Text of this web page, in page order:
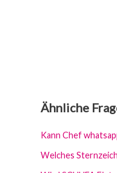
Ähnliche
Kann Chef
Welches